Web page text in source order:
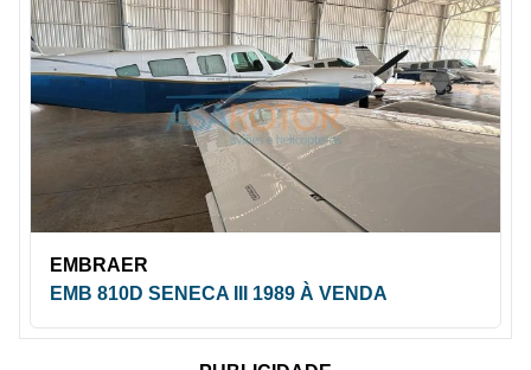
EMBRAER
EMB 810D SENECA III 1989 À VENDA